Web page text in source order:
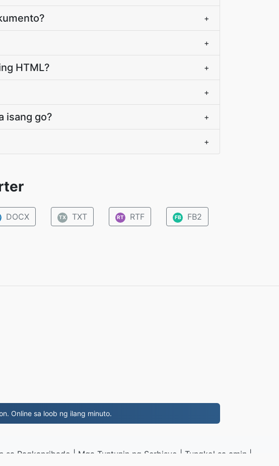
+
+
HTML? +
+
isang go? +
+
DOCX TX TXT RT RTF FB FB2
Online sa loob ng ilang minuto.
sa Pagkapribado | Mga Tuntunin ng Serbisyo | Tungkol sa amin |